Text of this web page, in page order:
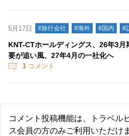
5月17日 #旅行会社 #海外 #国内 #
KNT-CTホールディングス、26年3
要が追い風、27年4月の一社化へ
1 コメント
コメント投稿機能は、トラベル
ス会員の方のみご利用いただけ